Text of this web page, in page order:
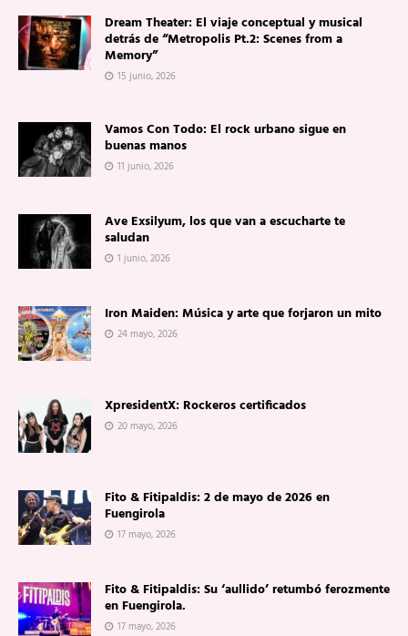
Dream Theater: El viaje conceptual y musical
detrás de “Metropolis Pt.2: Scenes from a
Memory”
15 junio, 2026
Vamos Con Todo: El rock urbano sigue en
buenas manos
11 junio, 2026
Ave Exsilyum, los que van a escucharte te
saludan
1 junio, 2026
Iron Maiden: Música y arte que forjaron un mito
24 mayo, 2026
XpresidentX: Rockeros certificados
20 mayo, 2026
Fito & Fitipaldis: 2 de mayo de 2026 en
Fuengirola
17 mayo, 2026
Fito & Fitipaldis: Su ‘aullido’ retumbó ferozmente
en Fuengirola.
17 mayo, 2026